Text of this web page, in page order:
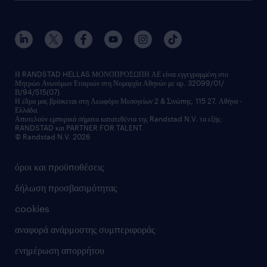
εκπαίδευση εργαζομένων
υπηρεσίες inhouse
υπηρεσίες redeployment
workforce insights
επικοινώνησε μαζί μας
τα γραφεία μας
δελτία τύπου
οικονομικά στοιχεία
επικοινώνησε μαζί μας
όροι και προϋποθέσεις
δήλωση προσβασιμότητας
cookies
αναφορά ανάρμοστης συμπεριφοράς
ενημέρωση απορρήτου
Η RANDSTAD HELLAS ΜΟΝΟΠΡΟΣΩΠΗ ΑΕ είναι εγγεγραμμένη στο
Μητρώο Ανωνύμων Εταιριών στη Νομαρχία Αθηνών με αρ. 32099/01/
Β/94/515(07).
Η έδρα μας βρίσκεται στη Λεωφόρο Μεσογείων 2 & Σινώπης, 115 27, Αθήνα -
Ελλάδα.
Αποτελούν εμπορικά σήματα κατατεθέντα της Randstad N.V. τα εξής:
RANDSTAD και PARTNER FOR TALENT.
© Randstad N.V. 2026